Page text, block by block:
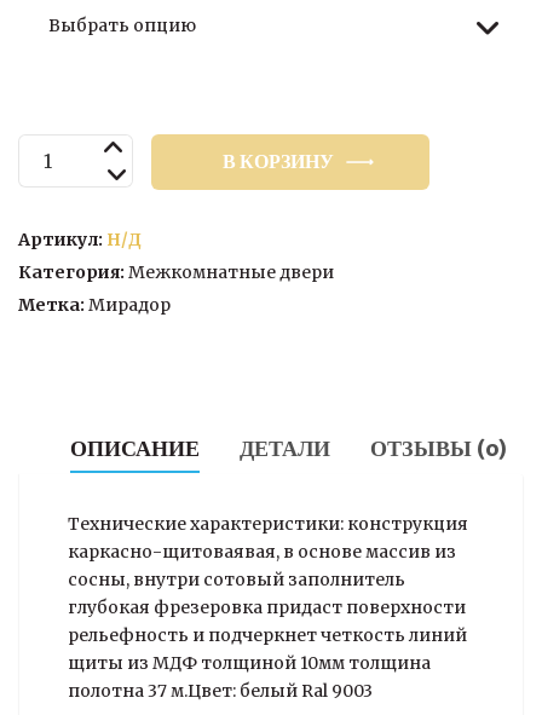
Количество
товара
дверь
Эмаль
В КОРЗИНУ
Артикул: Н/Д
Категория: Межкомнатные двери
Метка: Мирадор
ОПИСАНИЕ ДЕТАЛИ ОТЗЫВЫ (0)
Технические характеристики: конструкция
каркасно-щитоваявая, в основе массив из
сосны, внутри сотовый заполнитель
глубокая фрезеровка придаст поверхности
рельефность и подчеркнет четкость линий
щиты из МДФ толщиной 10мм толщина
полотна 37 м.Цвет: белый Ral 9003